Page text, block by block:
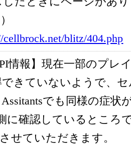
cellbrock.net/blitz/404.php
情報】現在一部のプレ
できていないようで、
でも同様の症状
に確認しているところ
せていただきます。